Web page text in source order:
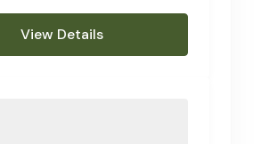
View Details